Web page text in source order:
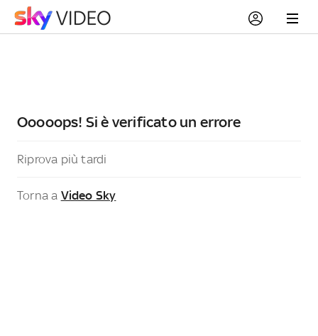
Ooooops! Si è verificato un errore
Riprova più tardi
Torna a Video Sky